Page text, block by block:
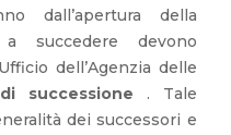
dall’apertura della
succedere devono
dell’Agenzia delle
successione . Tale
dei successori e